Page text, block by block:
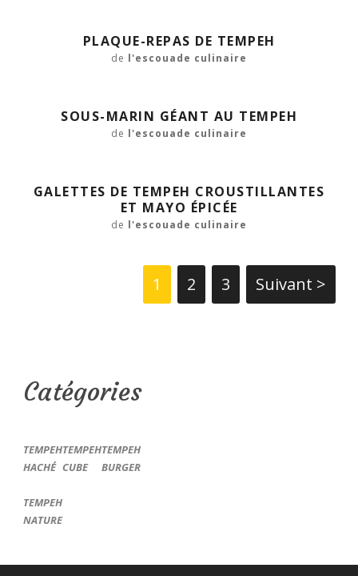
PLAQUE-REPAS DE TEMPEH
de l'escouade culinaire
SOUS-MARIN GÉANT AU TEMPEH
de l'escouade culinaire
GALETTES DE TEMPEH CROUSTILLANTES
ET MAYO ÉPICÉE
de l'escouade culinaire
1 2 3 Suivant >
Catégories
TEMPEH
HACHÉ
TEMPEH
CUBE
TEMPEH
BURGER
TEMPEH
NATURE